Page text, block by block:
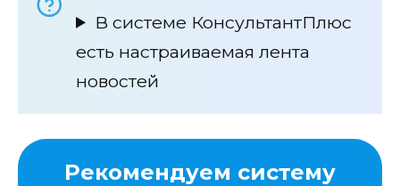
В системе КонсультантПлюс
есть настраиваемая лента
новостей
Рекомендуем систему